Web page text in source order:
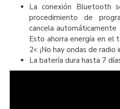
La conexión Bluetooth
procedimiento de
cancela automáticamente
Esto ahorra energía en el
2«: ¡No hay ondas de radio
La batería dura hasta 7